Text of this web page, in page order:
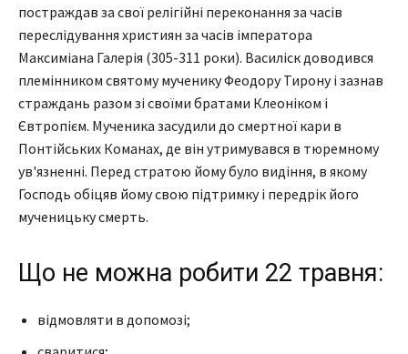
постраждав за свої релігійні переконання за часів
переслідування християн за часів імператора
Максиміана Галерія (305-311 роки). Василіск доводився
племінником святому мученику Феодору Тирону і зазнав
страждань разом зі своїми братами Клеоніком і
Євтропієм. Мученика засудили до смертної кари в
Понтійських Команах, де він утримувався в тюремному
ув'язненні. Перед стратою йому було видіння, в якому
Господь обіцяв йому свою підтримку і передрік його
мученицьку смерть.
Що не можна робити 22 травня:
відмовляти в допомозі;